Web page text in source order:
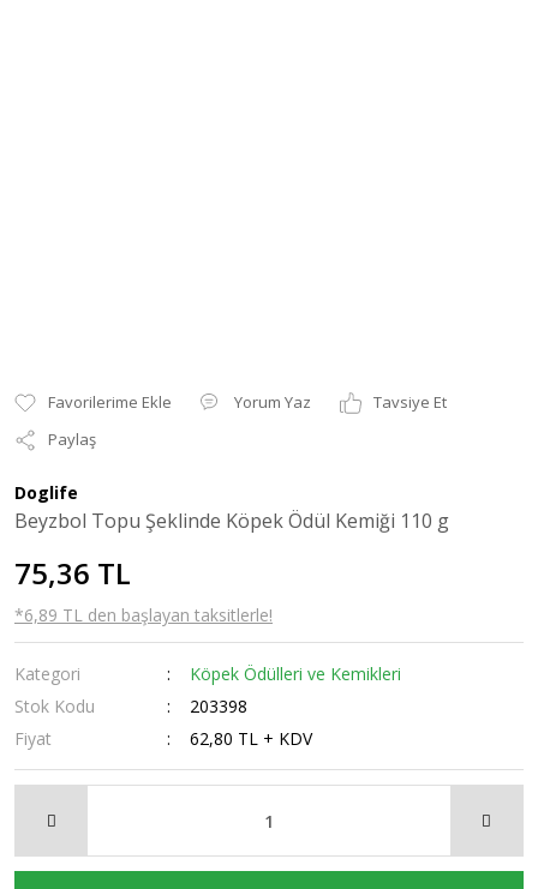
Yorum Yaz
Tavsiye Et
Paylaş
Doglife
Beyzbol Topu Şeklinde Köpek Ödül Kemiği 110 g
75,36 TL
*6,89 TL den başlayan taksitlerle!
Kategori
Köpek Ödülleri ve Kemikleri
Stok Kodu
203398
Fiyat
62,80 TL + KDV